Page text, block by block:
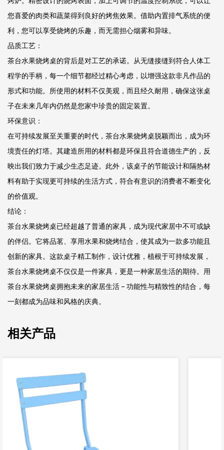
您喜爱的肉类和蔬菜得到良好的烤焦效果。借助内置排气系统的便
利，您可以享受烧烤的乐趣，而无需担心烟雾和异味。
品质工艺：
茶台水果烧烤桌的背后是对工艺的承诺。从无缝接缝到符合人体工
程学的手柄，每一个细节都经过精心考虑，以增强这款非凡作品的
形式和功能。所使用的材料不仅美观，而且经久耐用，确保这张桌
子在未来几年内仍然是您家中珍贵的固定装置。
环保意识：
在可持续发展至关重要的时代，茶台水果烧烤桌脱颖而出，成为环
境责任的灯塔。其建造所用的材料都是环保且符合道德生产的，反
映出我们致力于减少生态足迹。此外，该桌子的节能设计和隔热材
料有助于实现更可持续的生活方式，符合有意识的消费者不断变化
的价值观。
结论：
茶台水果烧烤桌已经超越了普通的家具，成为现代家居中不可或缺
的伴侣。它将品茗、享用水果和烧烤结合，使其成为一款多功能且
创新的家具。这款桌子精工制作，设计优雅，植根于可持续发展，
茶台水果烧烤桌不仅仅是一件家具，更是一种家居生活的期待。用
茶台水果烧烤桌拥抱未来的家居生活 - 功能性与精致性的结合，每
一刻都成为品味和风格的庆典。
相关产品